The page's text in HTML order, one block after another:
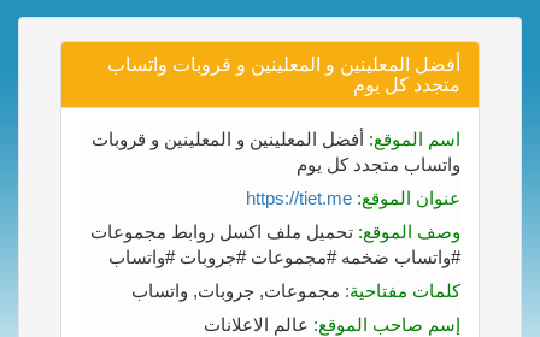
أفضل المعلينين و المعلينين و قروبات واتساب
متجدد كل يوم
اسم الموقع: أفضل المعلينين و المعلينين و قروبات
واتساب متجدد كل يوم
عنوان الموقع: https://tiet.me
وصف الموقع: تحميل ملف اكسل روابط مجموعات
#واتساب ضخمه #مجموعات #جروبات #واتساب
كلمات مفتاحية: مجموعات, جروبات, واتساب
إسم صاحب الموقع: عالم الاعلانات